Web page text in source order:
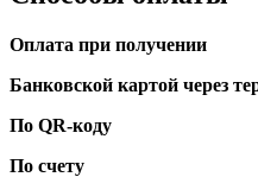
Оплата при получении
Банковской картой через
По QR-коду
По счету